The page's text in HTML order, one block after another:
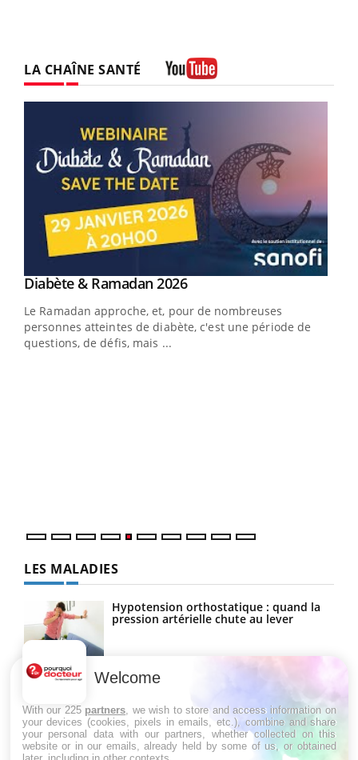
LA CHAÎNE SANTÉ
Youtube
Diabète & Ramadan 2026Youtube
Le Ramadan approche, et, pour de nombreuses
personnes atteintes de diabète, c'est une période de
questions, de défis, mais ...
LES MALADIES
Hypotension orthostatique : quand la
pression artérielle chute au lever
Drépanocytose : une déformation des
globules rouges aux conséquences
Maladie de Charcot (Sclérose latérale
Welcome
With our 225 partners , we wish to store and access information on
your devices (cookies, pixels in emails, etc.), combine and share
your personal data with our partners, whether collected on this
website or in our emails, already held by some of us, or obtained
later, including in other contexts.